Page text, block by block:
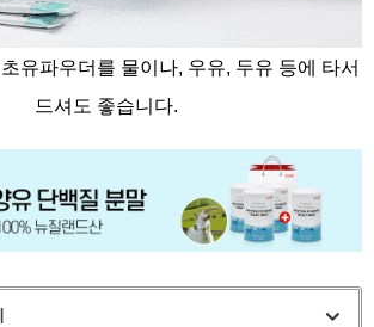
유파우더를 물이나, 우유, 두유 등에 타서
드셔도 좋습니다.